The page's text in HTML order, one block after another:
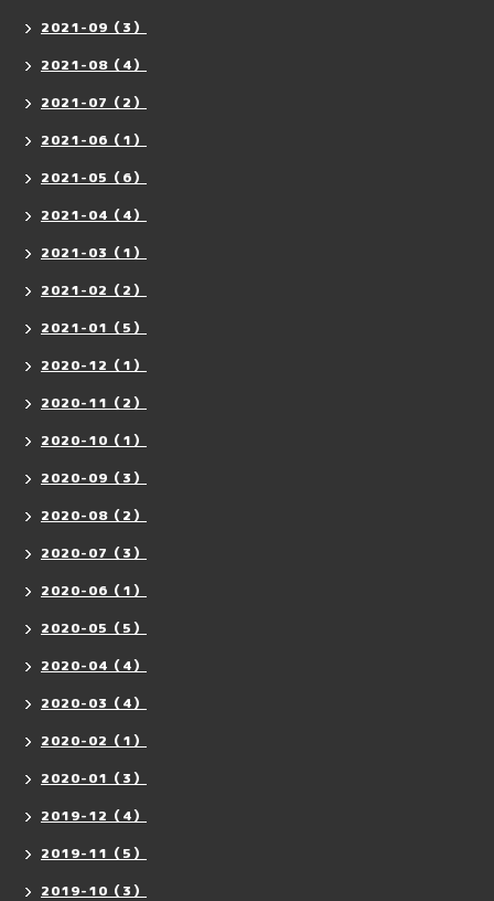
2021-09（3）
2021-08（4）
2021-07（2）
2021-06（1）
2021-05（6）
2021-04（4）
2021-03（1）
2021-02（2）
2021-01（5）
2020-12（1）
2020-11（2）
2020-10（1）
2020-09（3）
2020-08（2）
2020-07（3）
2020-06（1）
2020-05（5）
2020-04（4）
2020-03（4）
2020-02（1）
2020-01（3）
2019-12（4）
2019-11（5）
2019-10（3）